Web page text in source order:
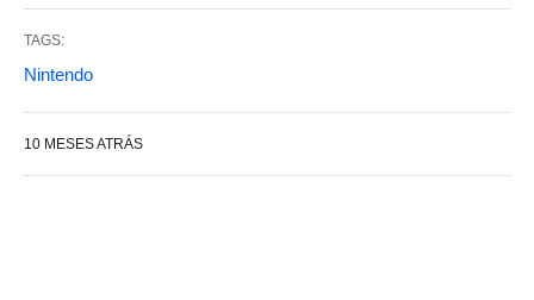
TAGS:
Nintendo
10 MESES ATRÁS